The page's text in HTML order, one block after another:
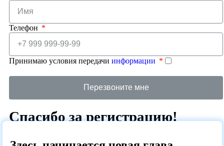
Телефон
Принимаю условия передачи информации
Перезвоните мне
Спасибо за регистрацию!